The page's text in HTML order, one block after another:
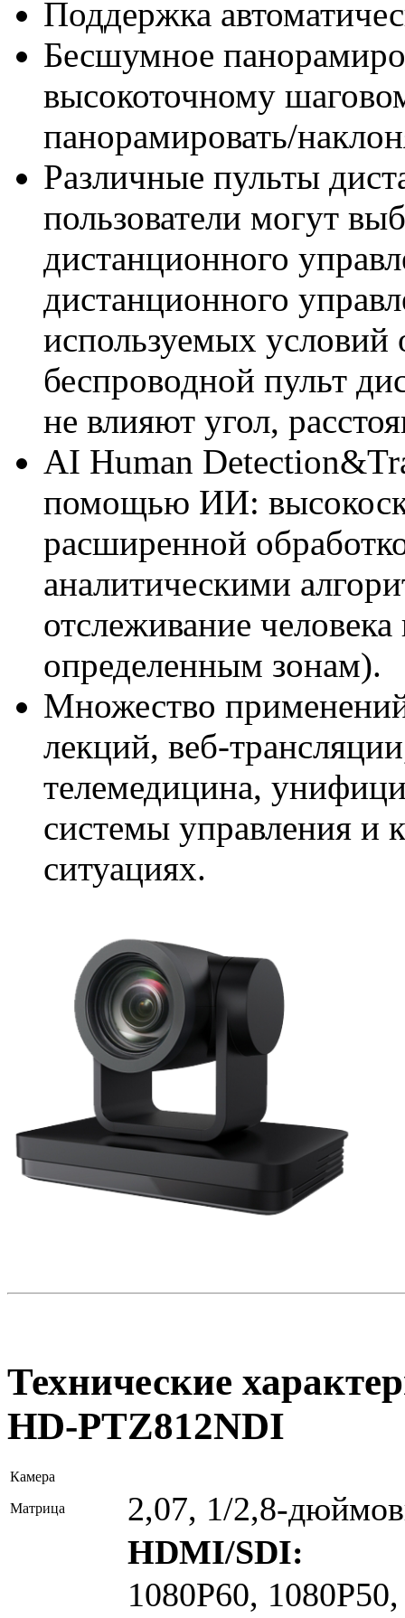
Поддержка
Бесшумное
высокоточному
панорамировать/
Различные пульты
пользователи могут
дистанционного
дистанционного
используемых
беспроводной пульт
не влияют угол,
AI Human
помощью ИИ:
расширенной
аналитическими
отслеживание
определенным зонам).
Множество
лекций, веб-
телемедицина,
системы управления и
ситуациях.
Технические
HD-PTZ812NDI
Камера
Матрица 2,07, 1/2,8-
HDMI/SDI:
1080P60,